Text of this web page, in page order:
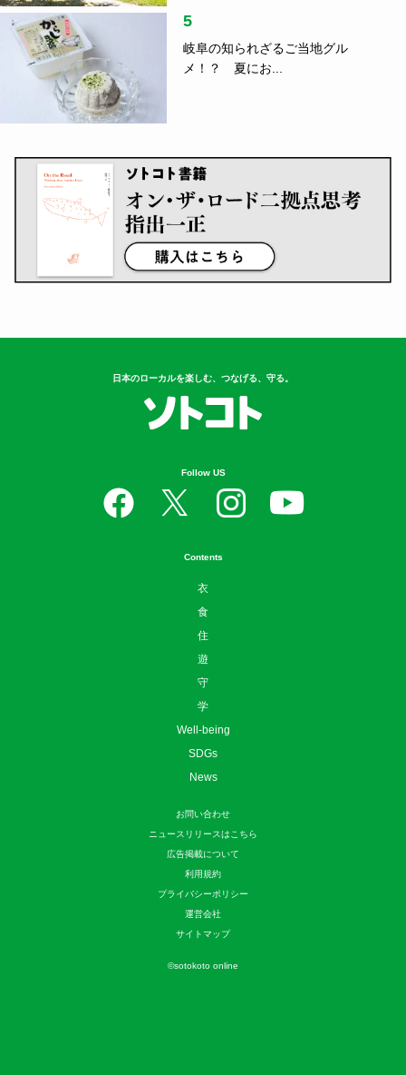
5
岐阜の知られざるご当地グル
メ！？ 夏にお...
日本のローカルを楽しむ、つなげる、守る。
Follow US
Contents
衣
食
住
遊
守
学
Well-being
SDGs
News
お問い合わせ
ニュースリリースはこちら
広告掲載について
利用規約
プライバシーポリシー
運営会社
サイトマップ
©sotokoto online